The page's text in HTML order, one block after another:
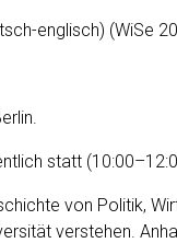
englisch) (WiSe
statt
von Poli­tik,
ver­ste­hen.